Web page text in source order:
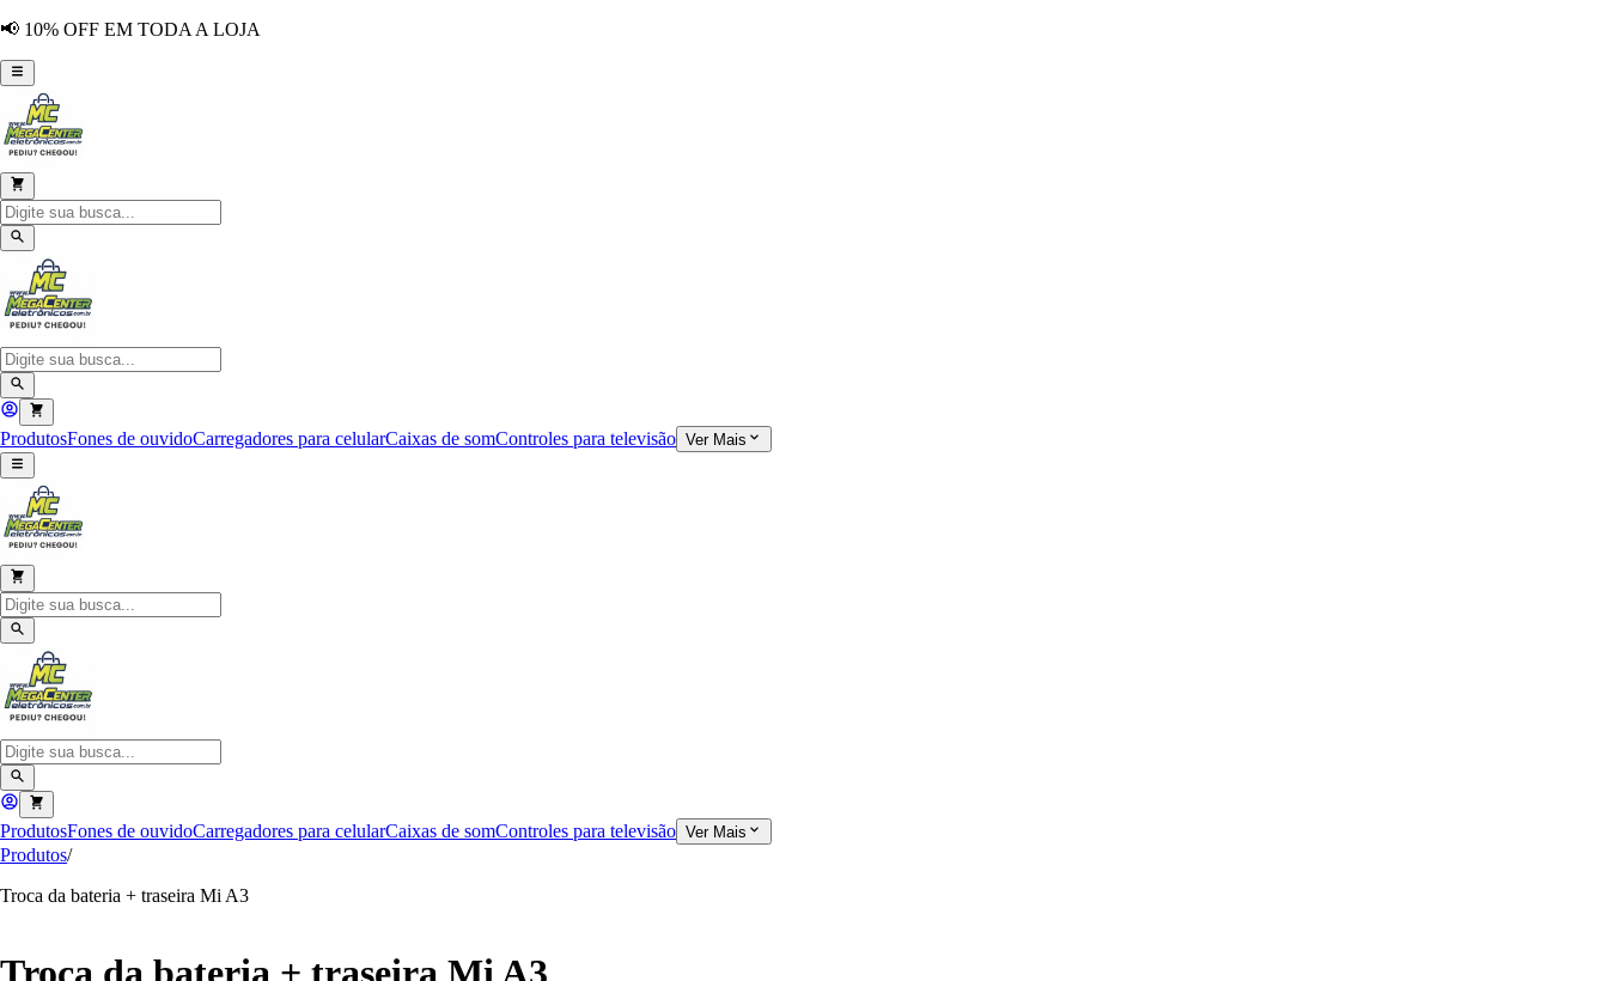
📢 10% OFF EM TODA A LOJA
ProdutosFones de ouvidoCarregadores para celularCaixas de somControles para televisão Ver Mais
ProdutosFones de ouvidoCarregadores para celularCaixas de somControles para televisão Ver Mais
Produtos/
Troca da bateria + traseira Mi A3